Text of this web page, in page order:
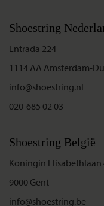
Shoestring
Entrada 224
1114 AA Amsterdam-
info@shoestring.nl
020-685 02 03
Shoestring België
Koningin Elisabethlaan
9000 Gent
info@shoestring.be